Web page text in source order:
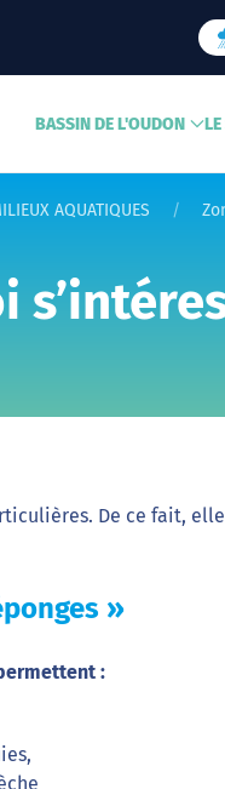
BASSIN DE L'OUDON LE
AQUATIQUES
De ce fait,
»
: